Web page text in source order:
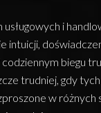
usługowych i
intuicji,
biegu
trudniej, gdy
w różnych